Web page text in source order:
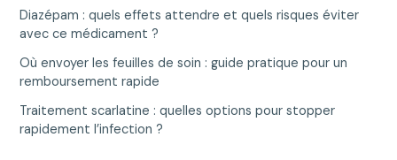
Diazépam : quels effets attendre et quels risques éviter
avec ce médicament ?
Où envoyer les feuilles de soin : guide pratique pour un
remboursement rapide
Traitement scarlatine : quelles options pour stopper
rapidement l’infection ?